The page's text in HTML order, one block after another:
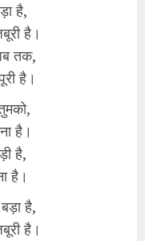
है,
है।
तक,
है।
है।
है,
है।
है,
है।